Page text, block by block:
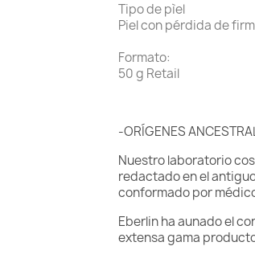
Tipo de pìel
Piel con pérdida de
Formato:
50 g Retail
-ORÍGENES
Nuestro laboratorio
redactado en el
conformado por
Eberlin ha aunado el
extensa gama